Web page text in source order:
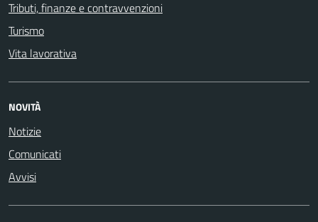
Tributi, finanze e contravvenzioni
Turismo
Vita lavorativa
NOVITÀ
Notizie
Comunicati
Avvisi